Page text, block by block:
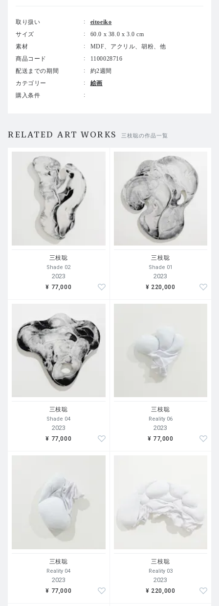
切り離して捉えることや、先進国と新興国の景気の分離な
ど、新しい価値を示す経済用語としてこの言葉は利用され
ている。これまで華やかな色彩と複雑な造形のコンビネー
は、色彩を分離し、立体性を分離し、絵画的アプローチと
彫刻的アプローチの両立を分離する。これは作家が大鉈を
振るう覚悟で臨む新時代への構造改革である。そしてデカ
ップリングによって、描線や輪郭や陰影の芸術的要素が逆
About the solo exhibition ”Decoupling”
n-made chemicals that make up 20th century society. Saegus
a has combined painting and sculpture to form abstract expr
essions using industrial products such as PVC, presenting th
e interface between industry, commerce, and industry and ar
t as an extension of material civilization. The forms of his
works, which transcend the genres of art such as painting an
d sculpture, include the diversity of society that cannot be d
escribed in a single aspect.
In the 21st century, society is collapsing. Giant industries d
ominate the global market, inequality is increasing, and con
flicts are breaking out in every region. Decoupling is the w
ord that means separation. The word is used as an economic
term to indicate a new value, such as decoupling economic
growth from energy consumption to solve environmental pr
a, who has used the combination of color and modeling as t
he core of his work, the artist separates color, separates thre
e-dimensionality, and separates both pictorial and sculptural
approaches. This is a structural reform for a new era that th
e artist is prepared to take a major step forward. Through d
ecoupling, the artistic elements of line, contour, and shadow
paradoxically rise to the surface. And the attempt is closely
connected to the demands of contemporary society.
Decoupling
取り扱い
eitoeiko
サイズ
60.0 x 38.0 x 3.0 cm
素材
MDF、アクリル、胡粉、他
商品コード
1100028716
配送までの期間
約2週間
カテゴリー
絵画
購入条件
RELATED ART WORKS 三枝聡の作品一覧
三枝聡
Shade 02
2023
¥ 77,000
三枝聡
Shade 01
2023
¥ 220,000
三枝聡
Shade 04
2023
¥ 77,000
三枝聡
Reality 06
2023
¥ 77,000
三枝聡
Reality 04
2023
¥ 77,000
三枝聡
Reality 03
2023
¥ 220,000